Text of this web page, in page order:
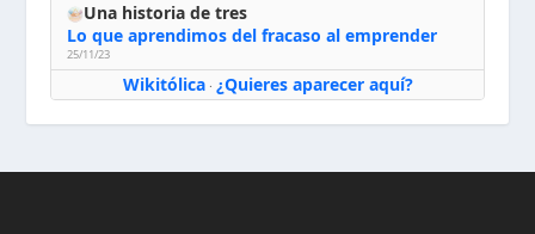
Una historia de tres
Lo que aprendimos del fracaso al emprender
25/11/23
Wikitólica· ¿Quieres aparecer aquí?